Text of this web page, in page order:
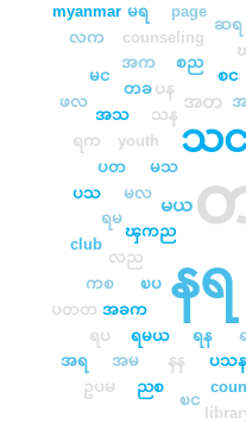
နရ
သ
မယ
အတ
မသ
သန
ၿပ
ၾကည
ပန
ရန
ရမယ
youth
မလ
တခ
စင
အခက
လည
အက စည
ပသန
နန
အမ
ပတ
အသ
counseling
ရမ
ရပ
ကစ
မင
ညစ
ဥပမ
ဆရ
club
ပသ
ရက
လက
ၿင
အရ
myanmar
ပတတ
ဖလ
မရ page